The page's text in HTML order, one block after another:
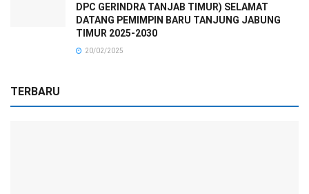
DPC GERINDRA TANJAB TIMUR) SELAMAT
DATANG PEMIMPIN BARU TANJUNG JABUNG
TIMUR 2025-2030
20/02/2025
TERBARU